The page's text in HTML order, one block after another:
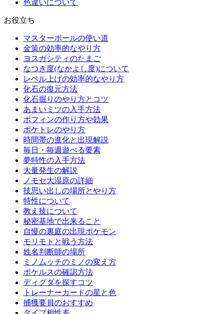
色違いについて
お役立ち
マスターボールの使い道
金策の効率的なやり方
ヨスガシティのたまご
なつき度(なかよし度)について
レベル上げの効率的なやり方
化石の復元方法
化石掘りのやり方とコツ
あまいミツの入手方法
ポフィンの作り方や効果
ポケトレのやり方
時間帯の進化と出現解説
毎日・毎週遊べる要素
夢特性の入手方法
大量発生の解説
ノモセ大湿原の詳細
技思い出しの場所とやり方
特性について
教え技について
秘密基地で出来ること
自慢の裏庭の出現ポケモン
モリモトと戦う方法
姓名判断師の場所
ミノムッチのミノの変え方
ポケルスの確認方法
ディグダを探すコツ
トレーナーカードの星と色
捕獲要員のおすすめ